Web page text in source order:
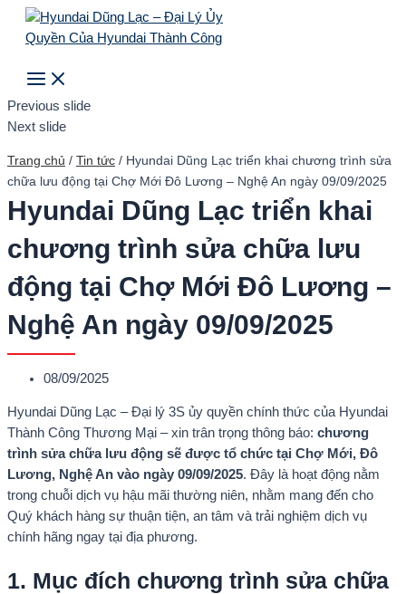
SkipMain
Menu
Previous slide
Next slide
Trang chủ / Tin tức / Hyundai Dũng Lạc triển khai chương trình sửa
chữa lưu động tại Chợ Mới Đô Lương – Nghệ An ngày 09/09/2025
Hyundai Dũng Lạc triển khai
chương trình sửa chữa lưu
động tại Chợ Mới Đô Lương –
Nghệ An ngày 09/09/2025
08/09/2025
Hyundai Dũng Lạc – Đại lý 3S ủy quyền chính thức của Hyundai
Thành Công Thương Mại – xin trân trọng thông báo: chương
trình sửa chữa lưu động sẽ được tổ chức tại Chợ Mới, Đô
Lương, Nghệ An vào ngày 09/09/2025. Đây là hoạt động nằm
trong chuỗi dịch vụ hậu mãi thường niên, nhằm mang đến cho
Quý khách hàng sự thuận tiện, an tâm và trải nghiệm dịch vụ
chính hãng ngay tại địa phương.
1. Mục đích chương trình sửa chữa